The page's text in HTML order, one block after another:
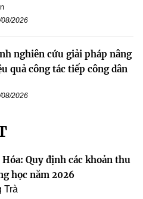
2026
nghiên cứu giải pháp nâng
quả công tác tiếp công dân
2026
Quy định các khoản thu
học năm 2026
Trà